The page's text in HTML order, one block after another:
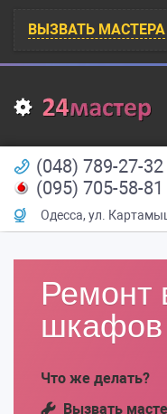
ВЫЗВАТЬ МАСТЕРА
(048) 789-27-32
(095) 705-58-81
Одесса, ул.
Ремонт
шкафов
Что же делать?
Вызвать